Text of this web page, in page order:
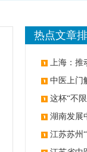
热点文章
上海：推
展 中医上门
这杯“不
湖南发展
江苏苏州